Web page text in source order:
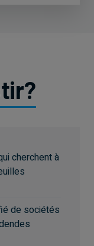
cherchent à
de sociétés